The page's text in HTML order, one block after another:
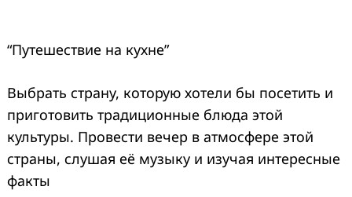
“Путешествие на кухне”
Выбрать страну, которую хотели бы посетить и
приготовить традиционные блюда этой
культуры. Провести вечер в атмосфере этой
страны, слушая её музыку и изучая интересные
факты